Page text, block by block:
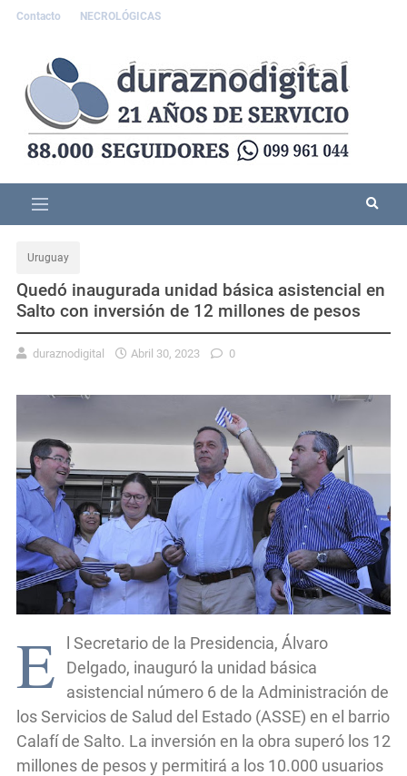
Contacto NECROLÓGICAS
Uruguay
Quedó inaugurada unidad básica asistencial en
Salto con inversión de 12 millones de pesos
duraznodigital Abril 30, 2023 0
E
l Secretario de la Presidencia, Álvaro
Delgado, inauguró la unidad básica
asistencial número 6 de la Administración de
los Servicios de Salud del Estado (ASSE) en el barrio
Calafí de Salto. La inversión en la obra superó los 12
millones de pesos y permitirá a los 10.000 usuarios